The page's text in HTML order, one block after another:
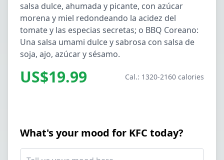
salsa dulce, ahumada y picante, con azúcar
morena y miel redondeando la acidez del
tomate y las especias secretas; o BBQ Coreano:
Una salsa umami dulce y sabrosa con salsa de
soja, ajo, azúcar y sésamo.
US$19.99 Cal.: 1320-2160 calories
What's your mood for KFC today?